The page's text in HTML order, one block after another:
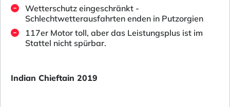
Wetterschutz eingeschränkt -
Schlechtwetterausfahrten enden in Putzorgien
117er Motor toll, aber das Leistungsplus ist im
Stattel nicht spürbar.
Indian Chieftain 2019